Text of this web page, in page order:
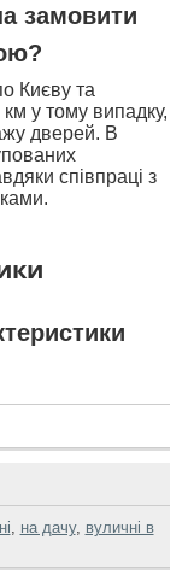
замовити
Києву та
км у тому випадку,
дверей. В
співпраці з
на дачу, вуличні в